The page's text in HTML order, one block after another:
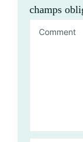
champs